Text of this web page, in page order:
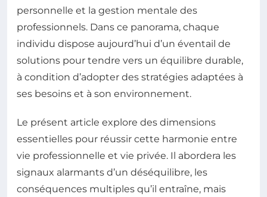
personnelle et la gestion mentale des
professionnels. Dans ce panorama, chaque
individu dispose aujourd’hui d’un éventail de
solutions pour tendre vers un équilibre durable,
à condition d’adopter des stratégies adaptées à
ses besoins et à son environnement.
Le présent article explore des dimensions
essentielles pour réussir cette harmonie entre
vie professionnelle et vie privée. Il abordera les
signaux alarmants d’un déséquilibre, les
conséquences multiples qu’il entraîne, mais